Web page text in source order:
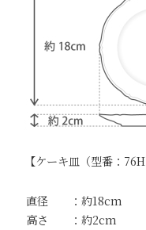
【ケーキ皿（型番：76H
直径 ：約18cm
高さ ：約2cm